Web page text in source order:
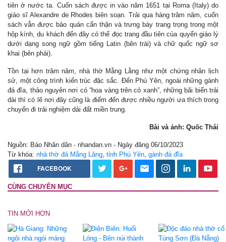
tiên ở nước ta. Cuốn sách được in vào năm 1651 tại Roma (Italy) do
giáo sĩ Alexandre de Rhodes biên soạn. Trải qua hàng trăm năm, cuốn
sách vẫn được bảo quản cẩn thận và trưng bày trang trọng trong một
hộp kính, du khách đến đây có thể đọc trang đầu tiên của quyển giáo lý
dưới dạng song ngữ gồm tiếng Latin (bên trái) và chữ quốc ngữ sơ
khai (bên phải).
Tồn tại hơn trăm năm, nhà thờ Mằng Lằng như một chứng nhân lịch
sử, một công trình kiến trúc đặc sắc. Đến Phú Yên, ngoài những gành
đá đĩa, thảo nguyên nơi có “hoa vàng trên cỏ xanh”, những bãi biển trải
dài thì có lẽ nơi đây cũng là điểm đến được nhiều người ưa thích trong
chuyến đi trải nghiệm dải đất miền trung.
Bài và ảnh: Quốc Thái
Nguồn: Báo Nhân dân - nhandan.vn - Ngày đăng 06/10/2023
Từ khóa: nhà thờ đá Mằng Lăng tỉnh Phú Yên gành đá đĩa
FACEBOOK
CÙNG CHUYÊN MỤC
TIN MỚI HƠN